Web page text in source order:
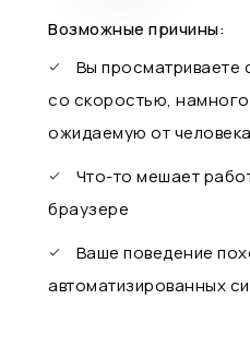
Возможные причины:
Вы просматриваете
со скоростью,
ожидаемую от человека
Что-то мешает
браузере
Ваше поведение
автоматизированных